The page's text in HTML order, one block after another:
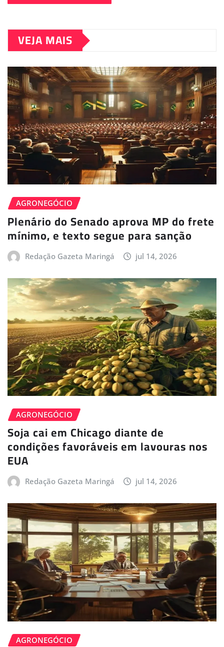
VEJA MAIS
AGRONEGÓCIO
Plenário do Senado aprova MP do frete
mínimo, e texto segue para sanção
Redação Gazeta Maringá jul 14, 2026
AGRONEGÓCIO
Soja cai em Chicago diante de
condições favoráveis em lavouras nos
EUA
Redação Gazeta Maringá jul 14, 2026
AGRONEGÓCIO